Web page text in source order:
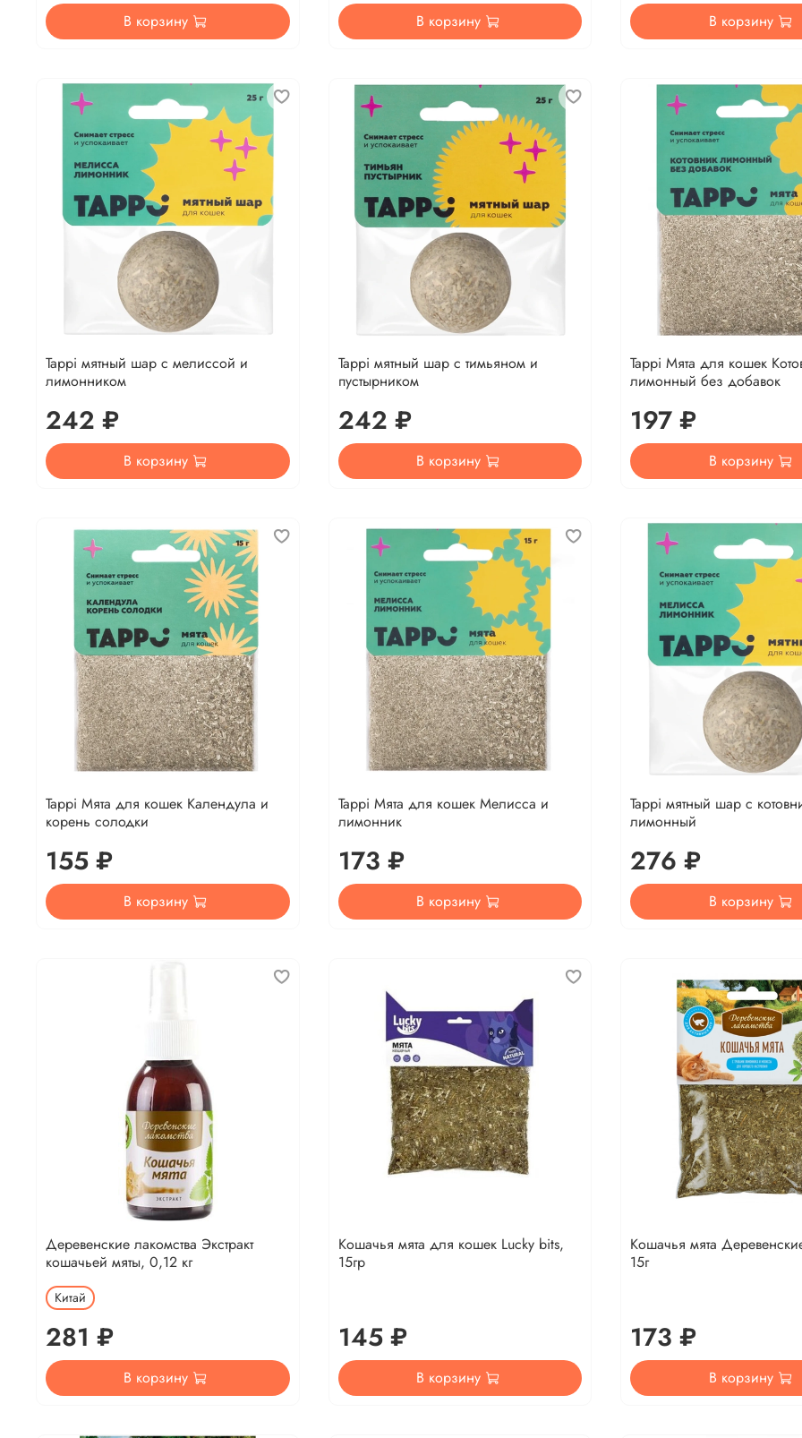
В корзину В корзину В корзину
Tappi мятный шар с мелиссой и
лимонником
242 ₽
В корзину
Tappi мятный шар с тимьяном и
пустырником
242 ₽
В корзину
Tappi Мята для кошек
лимонный без добавок
197 ₽
В корзину
Tappi Мята для кошек Календула и
корень солодки
155 ₽
В корзину
Tappi Мята для кошек Мелисса и
лимонник
173 ₽
В корзину
Tappi мятный шар с
лимонный
276 ₽
В корзину
Деревенские лакомства Экстракт
кошачьей мяты, 0,12 кг
Китай
281 ₽
В корзину
Кошачья мята для кошек Lucky bits,
15гр
145 ₽
В корзину
Кошачья мята
15г
173 ₽
В корзину